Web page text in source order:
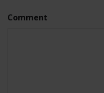
Comment